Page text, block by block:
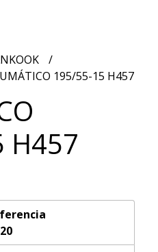
195/55-15 H457
H457